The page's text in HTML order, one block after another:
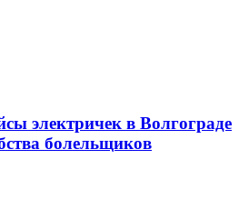
электричек в Волгограде
болельщиков